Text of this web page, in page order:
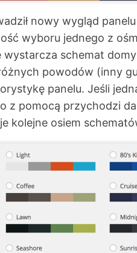
nowy wygląd
wyboru jednego z
schemat
powodów (inny
panelu. Jeśli
z pomocą przychodzi
kolejne osiem